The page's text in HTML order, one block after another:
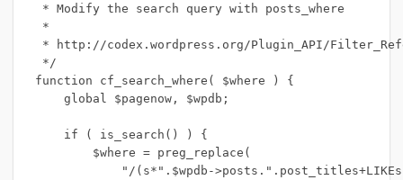
* Modify the search query with posts_where
*
* http://codex.wordpress.org/Plugin_API/
*/
function cf_search_where( $where ) {
    global $pagenow, $wpdb;
    if ( is_search() ) {
        $where = preg_replace(
"/(s*".$wpdb-